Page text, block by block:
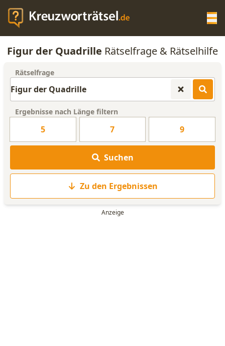
KREUZWORTRÄTSEL-HILFE
WORTLISTE
Figur der Quadrille Rätselfrage & Rätselhilfe
Rätselfrage
Ergebnisse nach Länge filtern
5 7 9
Suchen
Zu den Ergebnissen